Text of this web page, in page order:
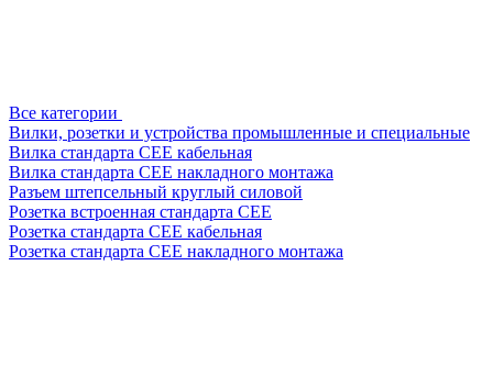
Все категории
Вилки, розетки и устройства промышленные и специальные
Вилка стандарта CEE кабельная
Вилка стандарта CEE накладного монтажа
Разъем штепсельный круглый силовой
Розетка встроенная стандарта CEE
Розетка стандарта СЕЕ кабельная
Розетка стандарта СЕЕ накладного монтажа